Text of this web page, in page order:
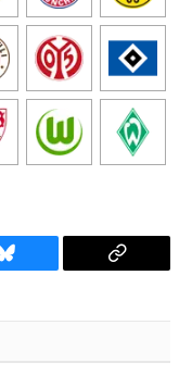
Bluesky
Copy